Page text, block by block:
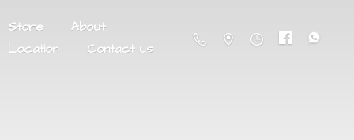
Store
About
Location
Contact us